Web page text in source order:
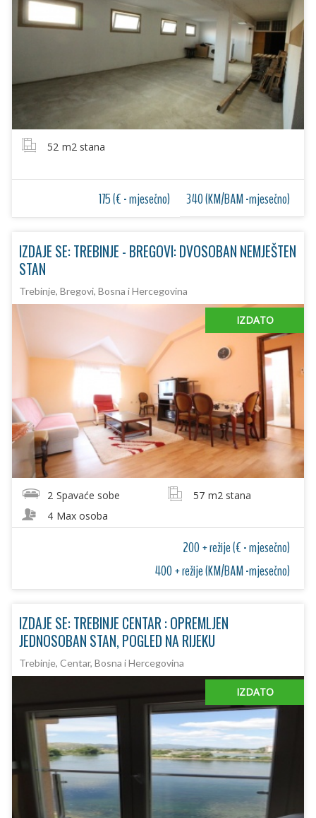
52 m2 stana
175 (€ - mjesečno) 340 (KM/BAM -mjesečno)
IZDAJE SE: TREBINJE - BREGOVI: DVOSOBAN NEMJEŠTEN
STAN
Trebinje, Bregovi, Bosna i Hercegovina
IZDATO
2 Spavaće sobe 57 m2 stana
4 Max osoba
200 + režije (€ - mjesečno)
400 + režije (KM/BAM -mjesečno)
IZDAJE SE: TREBINJE CENTAR : OPREMLJEN
JEDNOSOBAN STAN, POGLED NA RIJEKU
Trebinje, Centar, Bosna i Hercegovina
IZDATO